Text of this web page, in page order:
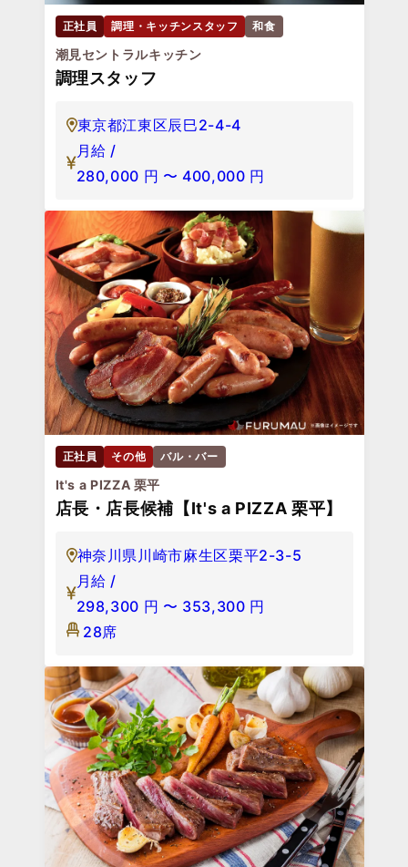
正社員 調理・キッチンスタッフ 和食
潮見セントラルキッチン
調理スタッフ
東京都江東区辰巳2-4-4
月給 /
280,000 円 〜 400,000 円
正社員 その他 バル・バー
It's a PIZZA 栗平
店長・店長候補【It's a PIZZA 栗平】
神奈川県川崎市麻生区栗平2-3-5
月給 /
298,300 円 〜 353,300 円
28席